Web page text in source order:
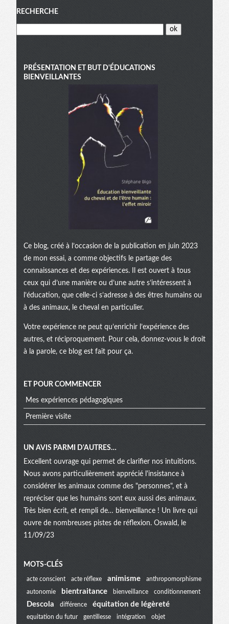
Menu
RECHERCHE
PRÉSENTATION ET BUT D'ÉDUCATIONS
BIENVEILLANTES
Ce blog, créé à l’occasion de la publication en juin 2023
de mon essai, a comme objectifs le partage des
connaissances et des expériences. Il est ouvert à tous
ceux qui d’une manière ou d’une autre s’intéressent à
l’éducation, que celle-ci s’adresse à des êtres humains ou
à des animaux, le cheval en particulier.
Votre expérience ne peut qu’enrichir l’expérience des
autres, et réciproquement. Pour cela, donnez-vous le droit
à la parole, ce blog est fait pour ça.
ET POUR COMMENCER
Mes expériences pédagogiques
Première visite
UN AVIS PARMI D'AUTRES…
Excellent ouvrage qui permet de clarifier nos intuitions.
Nous avons particulièrement apprécié l'insistance à
considérer les animaux comme des "personnes", et à
repréciser que les humains sont eux aussi des animaux.
Très bien écrit, et rempli de… bienveillance ! Un livre qui
ouvre de nombreuses pistes de réflexion. Oswald, le
11/09/23
Menu
extra
MOTS-CLÉS
acte conscient acte réflexe animisme anthropomorphisme
autonomie bientraitance bienveillance conditionnement
Descola différence équitation de légèreté
equitation du futur gentillesse intégration objet